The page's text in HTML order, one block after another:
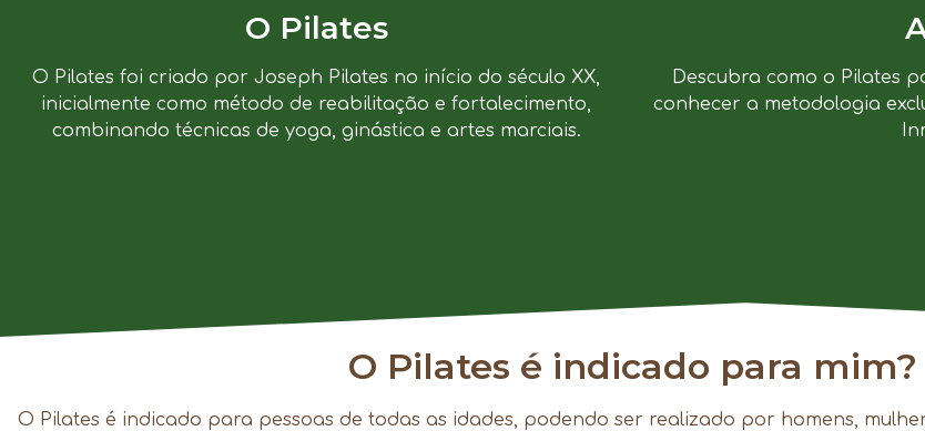
O Pilates
O Pilates foi criado por Joseph Pilates no início do século XX,
inicialmente como método de reabilitação e fortalecimento,
combinando técnicas de yoga, ginástica e artes marciais.
Descubra como o Pilates
conhecer a metodologia
O Pilates é indicado para mim?
O Pilates é indicado para pessoas de todas as idades, podendo ser realizado por homens,